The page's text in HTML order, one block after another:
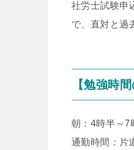
社労士試験申
で、直対と過
【勉強時
朝：4時半～7
通勤時間：片